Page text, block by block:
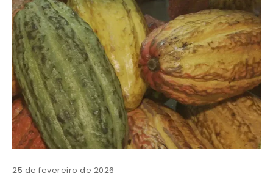
25 de fevereiro de 2026